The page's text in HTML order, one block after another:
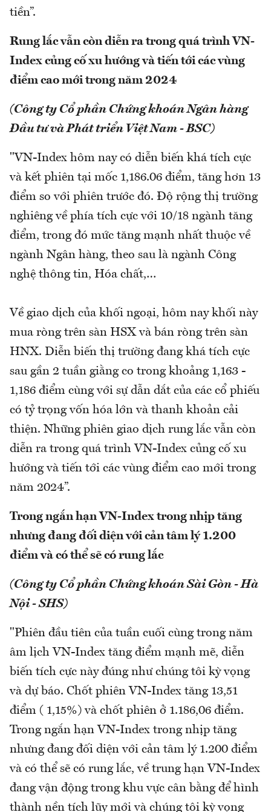
tiền”.
Rung lắc vẫn còn diễn ra trong quá trình VN-
Index củng cố xu hướng và tiến tới các vùng
điểm cao mới trong năm 2024
(Công ty Cổ phần Chứng khoán Ngân hàng
Đầu tư và Phát triển Việt Nam - BSC)
"VN-Index hôm nay có diễn biến khá tích cực
và kết phiên tại mốc 1,186.06 điểm, tăng hơn 13
điểm so với phiên trước đó. Độ rộng thị trường
nghiêng về phía tích cực với 10/18 ngành tăng
điểm, trong đó mức tăng mạnh nhất thuộc về
ngành Ngân hàng, theo sau là ngành Công
nghệ thông tin, Hóa chất,…
Về giao dịch của khối ngoại, hôm nay khối này
mua ròng trên sàn HSX và bán ròng trên sàn
HNX. Diễn biến thị trường đang khá tích cực
sau gần 2 tuần giằng co trong khoảng 1,163 -
1,186 điểm cùng với sự dẫn dắt của các cổ phiếu
có tỷ trọng vốn hóa lớn và thanh khoản cải
thiện. Những phiên giao dịch rung lắc vẫn còn
diễn ra trong quá trình VN-Index củng cố xu
hướng và tiến tới các vùng điểm cao mới trong
năm 2024”.
Trong ngắn hạn VN-Index trong nhịp tăng
nhưng đang đối diện với cản tâm lý 1.200
điểm và có thể sẽ có rung lắc
(Công ty Cổ phần Chứng khoán Sài Gòn - Hà
Nội - SHS)
"Phiên đầu tiên của tuần cuối cùng trong năm
âm lịch VN-Index tăng điểm mạnh mẽ, diễn
biến tích cực này đúng như chúng tôi kỳ vọng
và dự báo. Chốt phiên VN-Index tăng 13,51
điểm ( 1,15%) và chốt phiên ở 1.186,06 điểm.
Trong ngắn hạn VN-Index trong nhịp tăng
nhưng đang đối diện với cản tâm lý 1.200 điểm
và có thể sẽ có rung lắc, về trung hạn VN-Index
đang vận động trong khu vực cân bằng để hình
thành nền tích lũy mới và chúng tôi kỳ vọng